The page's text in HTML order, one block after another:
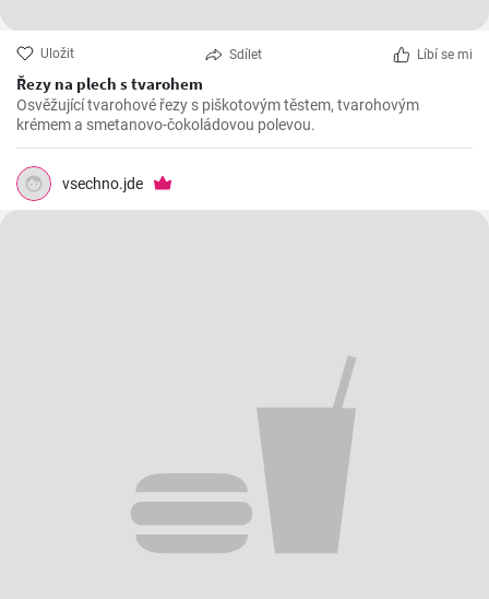
Uložit Sdílet Líbí se mi
Řezy na plech s tvarohem
Osvěžující tvarohové řezy s piškotovým těstem, tvarohovým
krémem a smetanovo-čokoládovou polevou.
vsechno.jde